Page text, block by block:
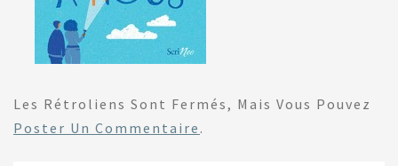
Les Rétroliens Sont Fermés, Mais Vous Pouvez
Poster Un Commentaire .